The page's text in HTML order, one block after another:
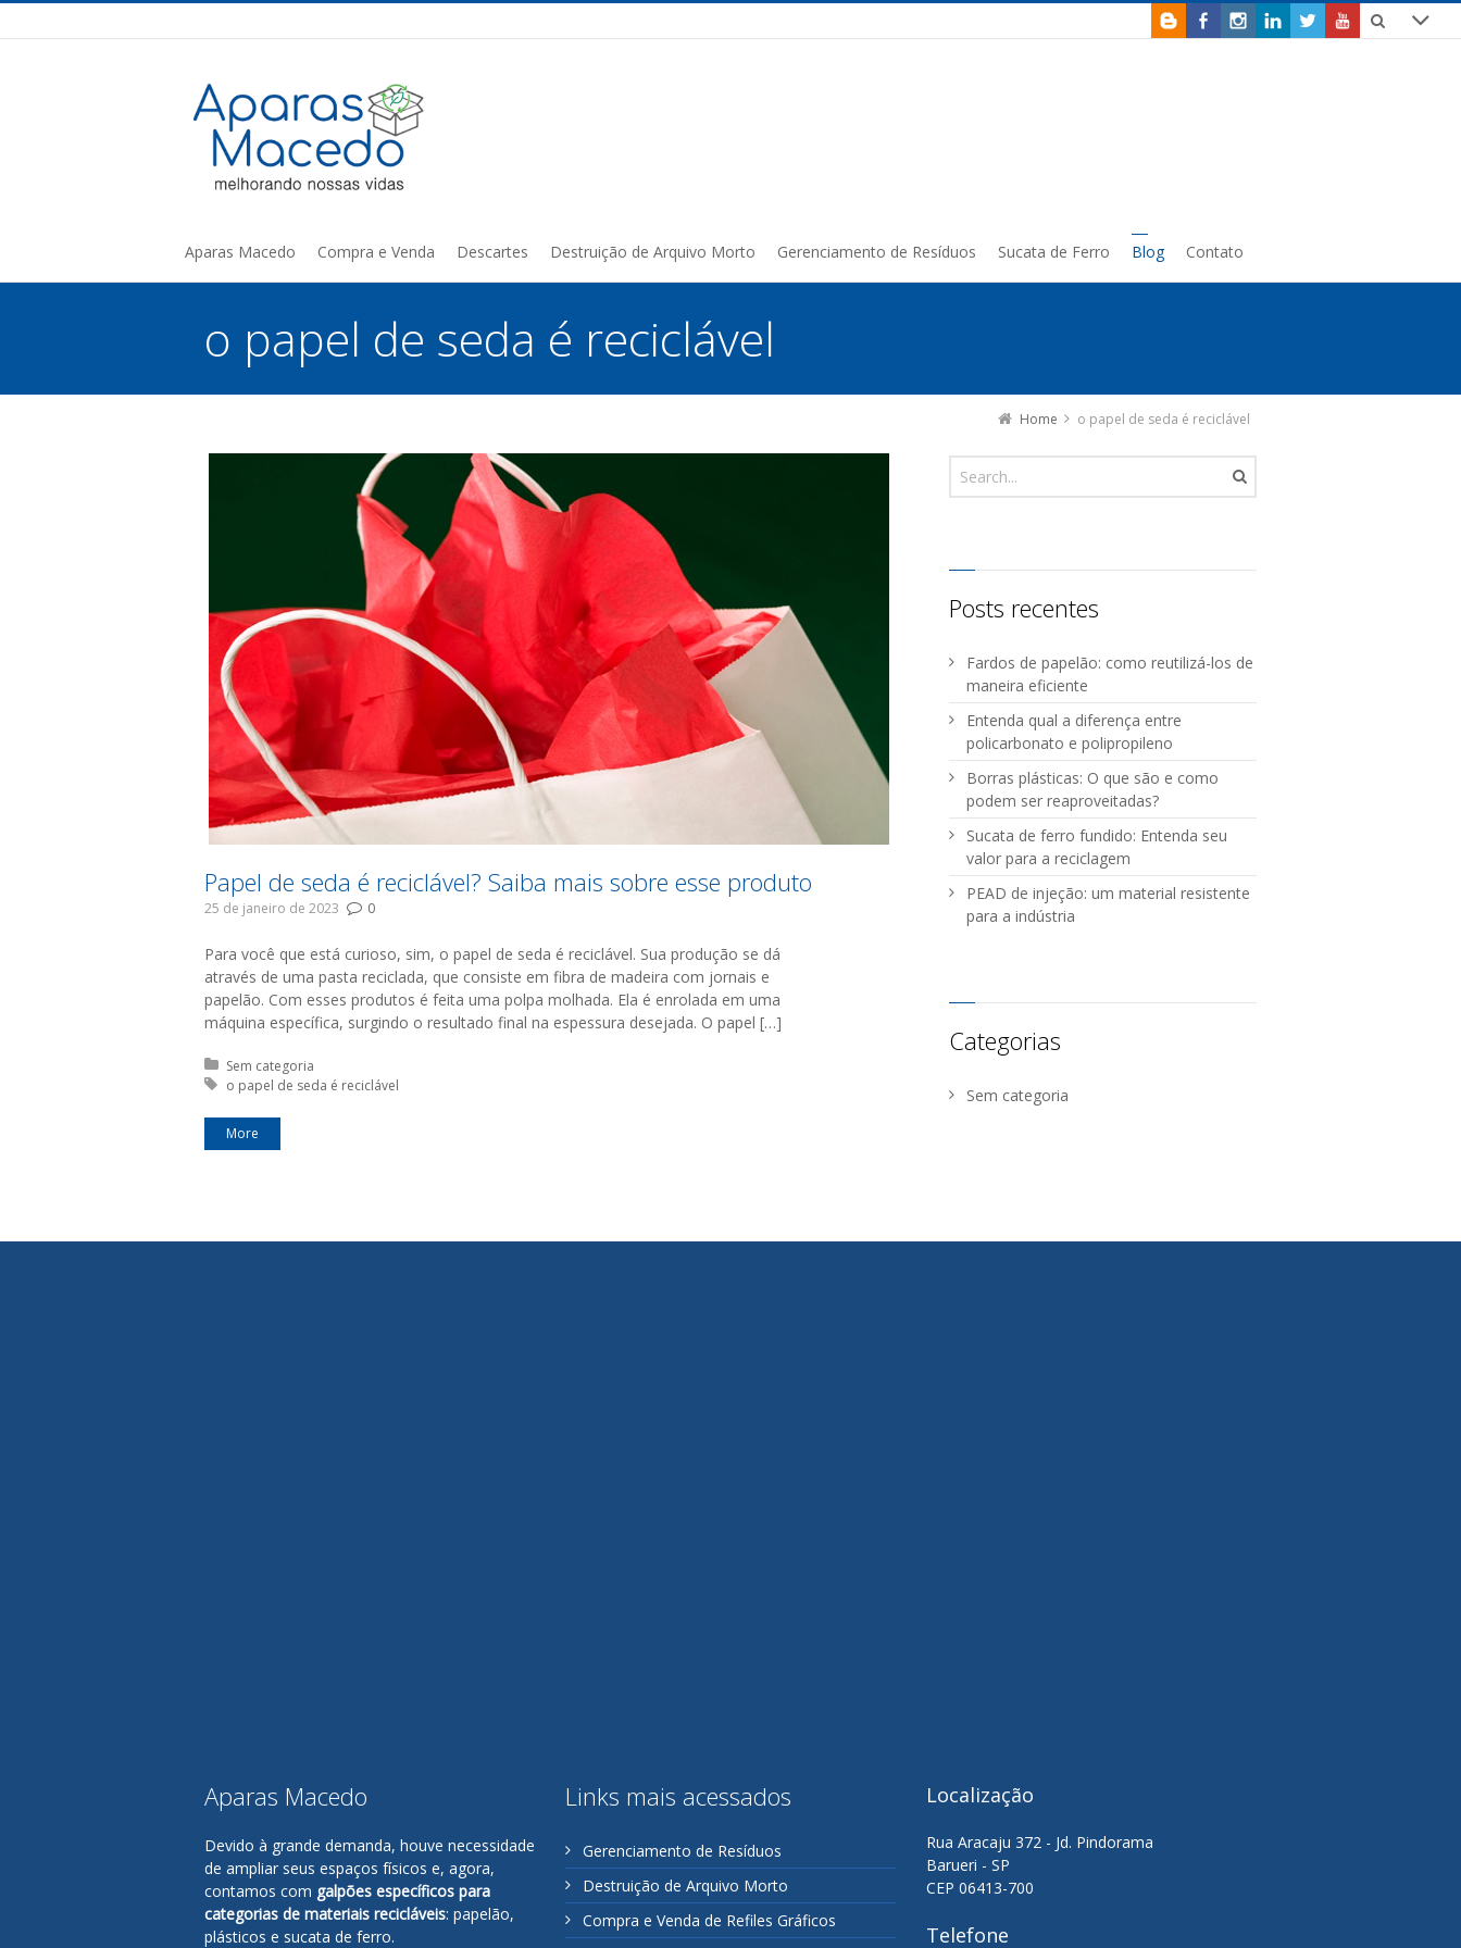
Aparas Macedo Compra e Venda Descartes Destruição de Arquivo Morto Gerenciamento de Resíduos Sucata de Ferro Blog Contato
o papel de seda é reciclável
Home o papel de seda é reciclável
Papel de seda é reciclável? Saiba mais sobre esse produto
25 de janeiro de 2023 0
Para você que está curioso, sim, o papel de seda é reciclável. Sua produção se dá
através de uma pasta reciclada, que consiste em fibra de madeira com jornais e
papelão. Com esses produtos é feita uma polpa molhada. Ela é enrolada em uma
máquina específica, surgindo o resultado final na espessura desejada. O papel […]
Posted in:
Sem categoria
Tagged with:
o papel de seda é reciclável
More
Posts recentes
Fardos de papelão: como reutilizá-los de
maneira eficiente
Entenda qual a diferença entre
policarbonato e polipropileno
Borras plásticas: O que são e como
podem ser reaproveitadas?
Sucata de ferro fundido: Entenda seu
valor para a reciclagem
PEAD de injeção: um material resistente
para a indústria
Categorias
Sem categoria
Aparas Macedo
Devido à grande demanda, houve necessidade
de ampliar seus espaços físicos e, agora,
contamos com galpões específicos para
categorias de materiais recicláveis: papelão,
plásticos e sucata de ferro.
Links mais acessados
Gerenciamento de Resíduos
Destruição de Arquivo Morto
Compra e Venda de Refiles Gráficos
Localização
Rua Aracaju 372 - Jd. Pindorama
Barueri - SP
CEP 06413-700
Telefone